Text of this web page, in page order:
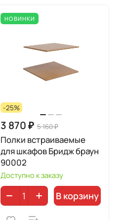
НОВИНКИ
-25%
3 870 ₽ 5 160 ₽
Полки встраиваемые
для шкафов Бридж браун
90002
Доступно к заказу
В корзину